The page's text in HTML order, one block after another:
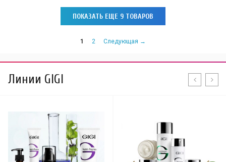
ПОКАЗАТЬ ЕЩЕ 9 ТОВАРОВ
1 2 Следующая →
Линии GIGI